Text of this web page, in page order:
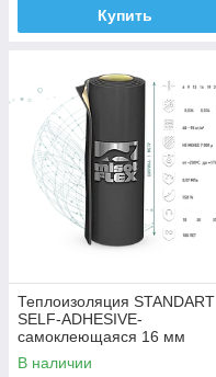
Купить
Теплоизоляция STANDART
SELF-ADHESIVE-
самоклеющаяся 16 мм
В наличии